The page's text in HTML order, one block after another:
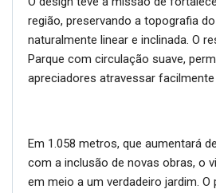
região, preservando a topografia
naturalmente linear e inclinada. O
Parque com circulação suave,
apreciadores atravessar facilmente
Em 1.058 metros, que aumentará
com a inclusão de novas obras, o
em meio a um verdadeiro jardim.